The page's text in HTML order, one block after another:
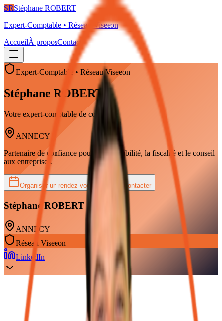
SRStéphane ROBERT
Expert-Comptable • Réseau
Viseeon
AccueilÀ proposContact
Expert-Comptable • Réseau Viseeon
Stéphane ROBERT
Votre expert-comptable de confiance
ANNECY
Partenaire de confiance pour la comptabilité, la fiscalité et le conseil
aux entreprises.
Organiser un rendez-vous Me contacter
Stéphane ROBERT
ANNECY
Réseau Viseeon
LinkedIn
À propos